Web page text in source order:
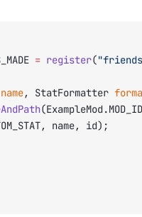
= register(
name, StatFormatter
name, id);